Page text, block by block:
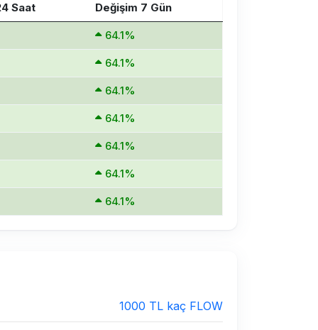
Saat Değişim 7 Gün
64.1%
64.1%
64.1%
64.1%
64.1%
64.1%
64.1%
1000 TL kaç FLOW